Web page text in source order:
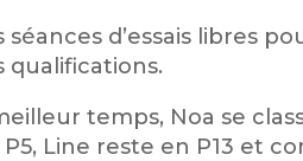
d’essais libres
qualifications.
temps, Noa se
Line reste en P13 et